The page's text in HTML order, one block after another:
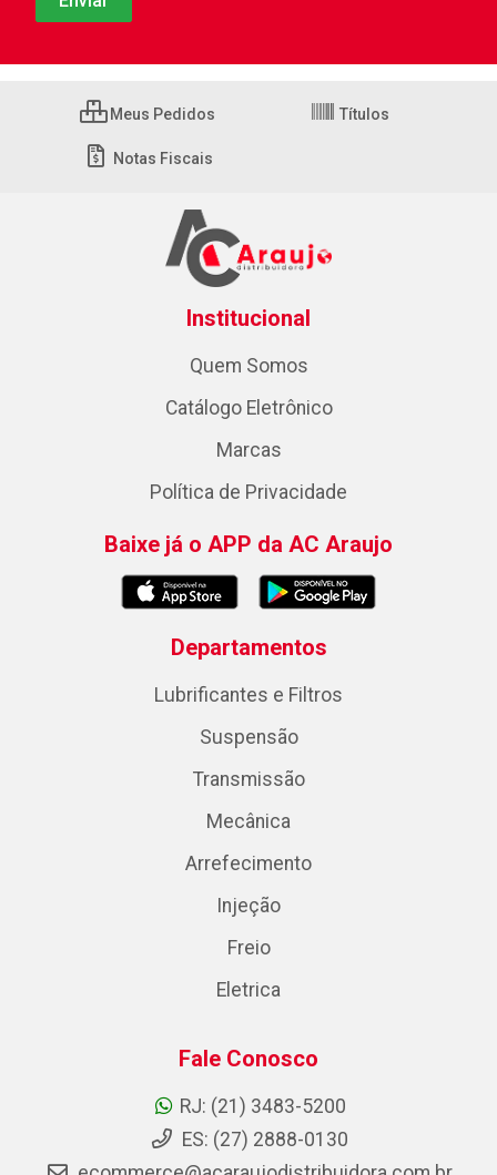
Meus Pedidos Títulos
Notas Fiscais
Institucional
Quem Somos
Catálogo Eletrônico
Marcas
Política de Privacidade
Baixe já o APP da AC Araujo
Departamentos
Lubrificantes e Filtros
Suspensão
Transmissão
Mecânica
Arrefecimento
Injeção
Freio
Eletrica
Fale Conosco
RJ: (21) 3483-5200
ES: (27) 2888-0130